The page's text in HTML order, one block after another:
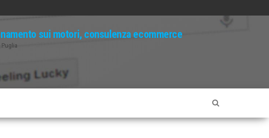
sui motori, consulenza ecommerce